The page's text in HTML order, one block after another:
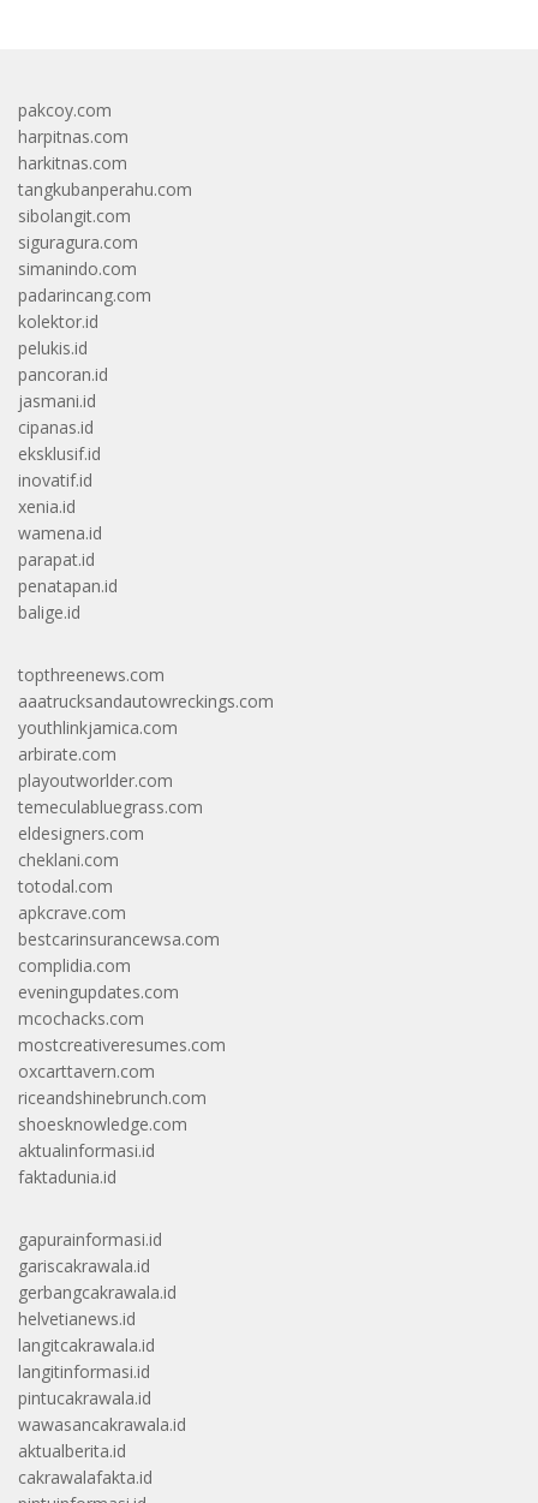
pakcoy.com
harpitnas.com
harkitnas.com
tangkubanperahu.com
sibolangit.com
siguragura.com
simanindo.com
padarincang.com
kolektor.id
pelukis.id
pancoran.id
jasmani.id
cipanas.id
eksklusif.id
inovatif.id
xenia.id
wamena.id
parapat.id
penatapan.id
balige.id
topthreenews.com
aaatrucksandautowreckings.com
youthlinkjamica.com
arbirate.com
playoutworlder.com
temeculabluegrass.com
eldesigners.com
cheklani.com
totodal.com
apkcrave.com
bestcarinsurancewsa.com
complidia.com
eveningupdates.com
mcochacks.com
mostcreativeresumes.com
oxcarttavern.com
riceandshinebrunch.com
shoesknowledge.com
aktualinformasi.id
faktadunia.id
gapurainformasi.id
gariscakrawala.id
gerbangcakrawala.id
helvetianews.id
langitcakrawala.id
langitinformasi.id
pintucakrawala.id
wawasancakrawala.id
aktualberita.id
cakrawalafakta.id